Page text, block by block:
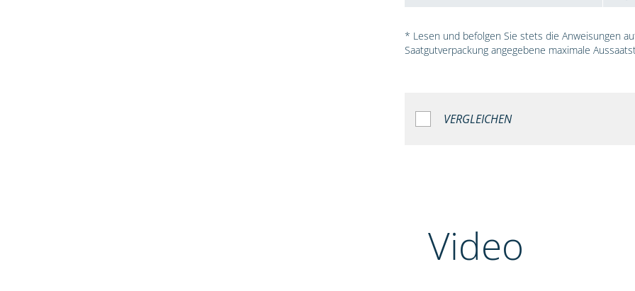
* Lesen und befolgen Sie stets die Anweisungen
Saatgutverpackung angegebene maximale
VERGLEICHEN
Video